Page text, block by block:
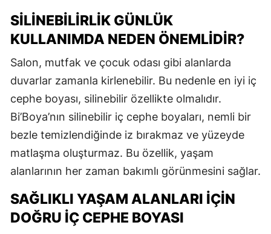
SILINEBILIRLIK GÜNLÜK
KULLANIMDA NEDEN ÖNEMLIDIR?
Salon, mutfak ve çocuk odası gibi alanlarda
duvarlar zamanla kirlenebilir. Bu nedenle en iyi iç
cephe boyası, silinebilir özellikte olmalıdır.
Bi’Boya’nın silinebilir iç cephe boyaları, nemli bir
bezle temizlendiğinde iz bırakmaz ve yüzeyde
matlaşma oluşturmaz. Bu özellik, yaşam
alanlarının her zaman bakımlı görünmesini sağlar.
SAĞLIKLI YAŞAM ALANLARI İÇIN
DOĞRU İÇ CEPHE BOYASI